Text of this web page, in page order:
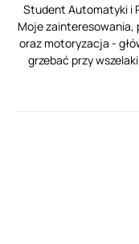
Student Automatyki i
Moje zainteresowania,
oraz motoryzacja -
grzebać przy